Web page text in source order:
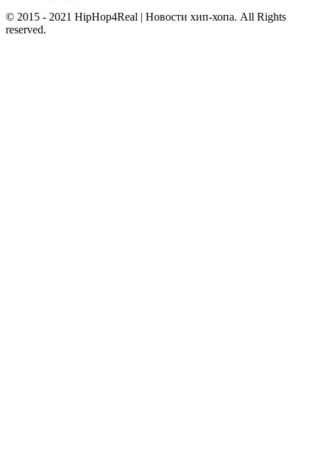
© 2015 - 2021 HipHop4Real | Новости хип-хопа. All Rights
reserved.